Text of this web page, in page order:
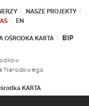
NASZE PROJEKTY
EN
OŚRODKA KARTA BIP
Narodowego
KARTA